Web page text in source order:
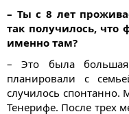
– Ты с 8 лет
так получилось, что
именно там?
– Это была
планировали с
случилось спонтанно.
Тенерифе. После трех